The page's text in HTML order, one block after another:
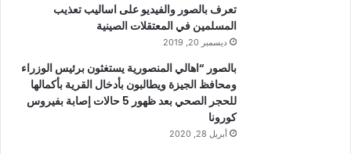
تعرف بالصور والفيديو على اساليب تعذيب
المسلمين في المعتقلات الصينية
ديسمبر 20, 2019
بالصور “اهالي المنصورية يستغثون برئيس الوزراء
ومحافظ الجيزة ويطالبون بأدخال القرية بأكمالها
للحجر الصحي بعد ظهور 5 حالات إصابة بفيروس
كورونا
أبريل 28, 2020